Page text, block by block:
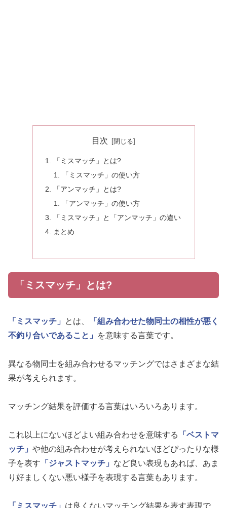
目次
「ミスマッチ」とは?
「ミスマッチ」の使い方
「アンマッチ」とは?
「アンマッチ」の使い方
「ミスマッチ」と「アンマッチ」の違い
まとめ
「ミスマッチ」とは?
「ミスマッチ」 とは、
「組み合わせた物同士の相性が悪く
不釣り合いであること」
を意味する言葉です。
異なる物同士を組み合わせるマッチングではさまざまな結
果が考えられます。
マッチング結果を評価する言葉はいろいろあります。
これ以上にないほどよい組み合わせを意味する
「ベストマ
ッチ」 や他の組み合わせが考えられないほどぴったりな様
子を表す 「ジャストマッチ」 など良い表現もあれば、あま
り好ましくない悪い様子を表現する言葉もあります。
「ミスマッチ」 は良くないマッチング結果を表す表現で